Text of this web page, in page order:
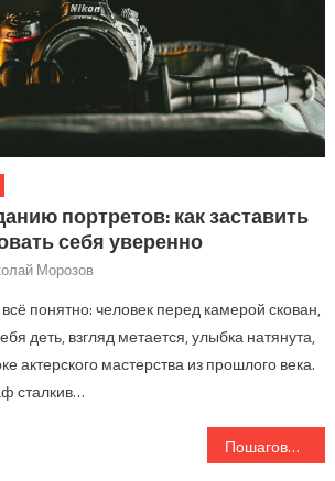
портретов: как заставить
себя уверенно
Морозов
понятно: человек перед камерой скован,
деть, взгляд метается, улыбка натянута,
актерского мастерства из прошлого века.
сталкив…
Пошаговая инструкция: как сделать эффектное фото на смартфон